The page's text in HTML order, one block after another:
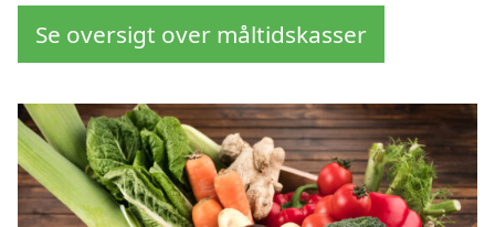
Se oversigt over måltidskasser